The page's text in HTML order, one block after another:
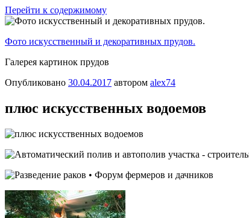
Перейти к содержимому
Фото искусственный и декоративных прудов.
Галерея картинок прудов
Опубликовано 30.04.2017 автором alex74
плюс искусственных водоемов